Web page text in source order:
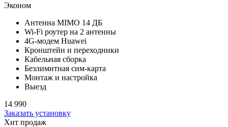
Эконом
Антенна MIMO 14 ДБ
Wi-Fi роутер на 2 антенны
4G-модем Huawei
Кронштейн и переходники
Кабельная сборка
Безлимитная сим-карта
Монтаж и настройка
Выезд
14 990
Заказать установку
Хит продаж